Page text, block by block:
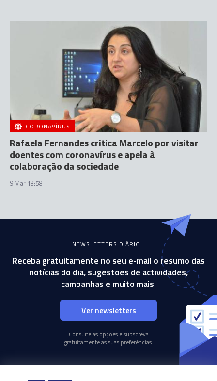
CORONAVÍRUS
Rafaela Fernandes critica Marcelo por visitar
doentes com coronavírus e apela à
colaboração da sociedade
9 Mar 13:58
NEWSLETTERS DIÁRIO
Receba gratuitamente no seu e-mail o resumo das
notícias do dia, sugestões de actividades,
campanhas e muito mais.
Ver newsletters
Consulte as opções e subscreva
gratuitamente as suas preferências.